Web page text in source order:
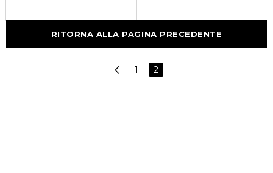
RITORNA ALLA PAGINA PRECEDENTE
1 2